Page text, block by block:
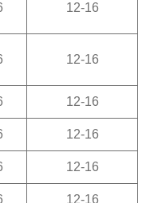
12-16
12-16
12-16
12-16
12-16
12-16